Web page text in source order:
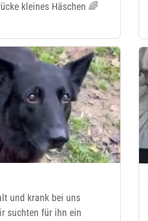
kleines Häschen 🌈
und krank bei uns
suchten für ihn ein